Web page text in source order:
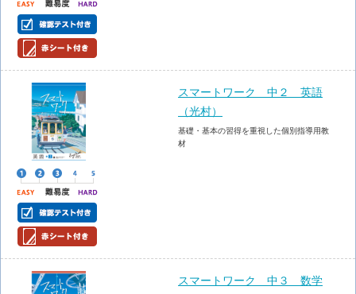
スマートワーク 中２ 英語
（光村）
基礎・基本の習得を重視した個別指導用教
材
スマートワーク 中３ 数学